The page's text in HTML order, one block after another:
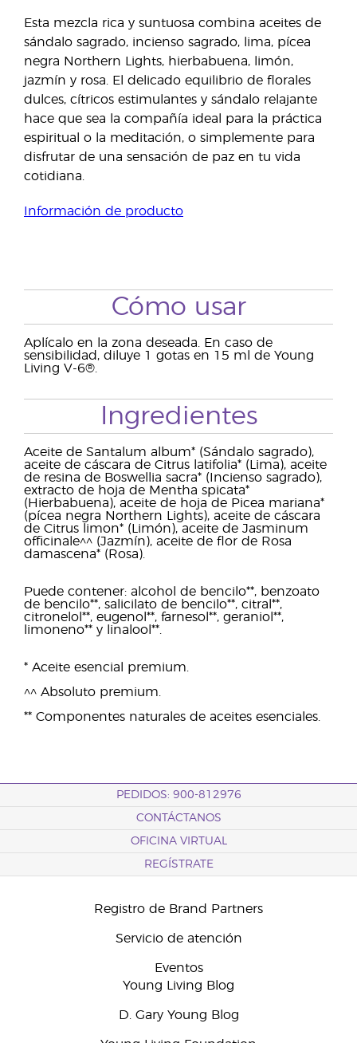
Esta mezcla rica y suntuosa combina aceites de
sándalo sagrado, incienso sagrado, lima, pícea
negra Northern Lights, hierbabuena, limón,
jazmín y rosa. El delicado equilibrio de florales
dulces, cítricos estimulantes y sándalo relajante
hace que sea la compañía ideal para la práctica
espiritual o la meditación, o simplemente para
disfrutar de una sensación de paz en tu vida
cotidiana.
Información de producto
Cómo usar
Aplícalo en la zona deseada. En caso de
sensibilidad, diluye 1 gotas en 15 ml de Young
Living V-6®.
Ingredientes
Aceite de Santalum album* (Sándalo sagrado),
aceite de cáscara de Citrus latifolia* (Lima), aceite
de resina de Boswellia sacra* (Incienso sagrado),
extracto de hoja de Mentha spicata*
(Hierbabuena), aceite de hoja de Picea mariana*
(pícea negra Northern Lights), aceite de cáscara
de Citrus limon* (Limón), aceite de Jasminum
officinale^^ (Jazmín), aceite de flor de Rosa
damascena* (Rosa).
Puede contener: alcohol de bencilo**, benzoato
de bencilo**, salicilato de bencilo**, citral**,
citronelol**, eugenol**, farnesol**, geraniol**,
limoneno** y linalool**.
* Aceite esencial premium.
^^ Absoluto premium.
** Componentes naturales de aceites esenciales.
PEDIDOS: 900-812976
CONTÁCTANOS
OFICINA VIRTUAL
REGÍSTRATE
Registro de Brand Partners
Servicio de atención
Eventos
Young Living Blog
D. Gary Young Blog